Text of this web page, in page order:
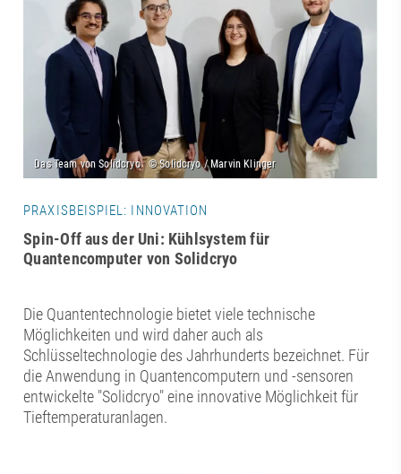
PRAXISBEISPIEL: INNOVATION
Spin-Off aus der Uni: Kühlsystem für
Quantencomputer von Solidcryo
Die Quantentechnologie bietet viele technische
Möglichkeiten und wird daher auch als
Schlüsseltechnologie des Jahrhunderts bezeichnet. Für
die Anwendung in Quantencomputern und -sensoren
entwickelte "Solidcryo" eine innovative Möglichkeit für
Tieftemperaturanlagen.